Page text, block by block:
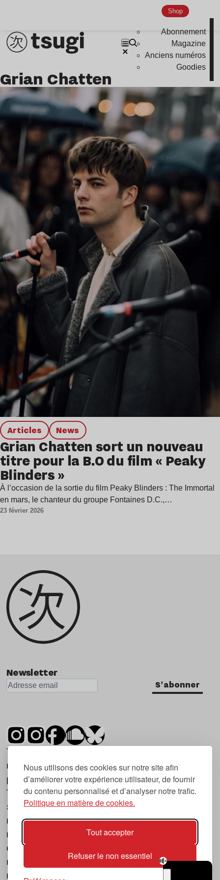
Nous utilisons des cookies sur notre site afin
d’améliorer votre expérience utilisateur, de fournir
du contenu personnalisé et d’analyser notre trafic.
Politique en matière de cookies.
Tout accepter
Refuser le non essentiel
Shop
Abonnement
Magazine
Anciens numéros
Goodies
Grian Chatten
Articles news
Grian Chatten sort un nouveau
titre pour la B.O du film « Peaky
Blinders »
À l’occasion de la sortie du film Peaky Blinders : The Immortal
en mars, le chanteur du groupe Fontaines D.C.,…
23 février 2026
Newsletter
S'abonner
Tsugi est un mensuel indépendant sur la
musique et les nouvelles tendances, dont la
première parution date de 2007.
Tsugi en japonais signifie « prochain », « suivant
», ce qui correspond à la thématique du
magazine, à l’affût des nouvelles tendances
musicales, qu’elles viennent de la musique
électronique, du rock ou du hip hop, et des
nouveaux phénomènes de société liés à la
musique.